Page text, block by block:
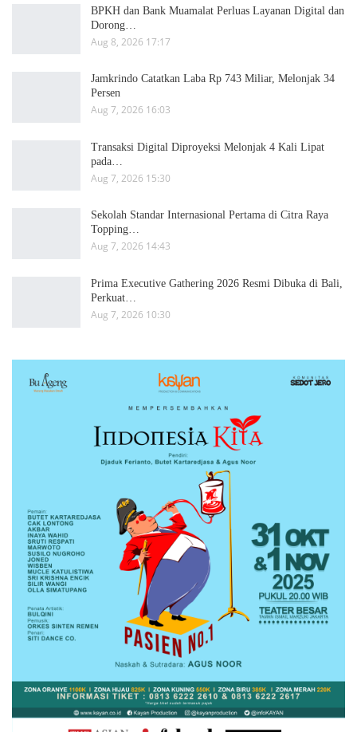
BPKH dan Bank Muamalat Perluas Layanan Digital dan
Dorong…
Aug 8, 2026 17:17
Jamkrindo Catatkan Laba Rp 743 Miliar, Melonjak 34
Persen
Aug 7, 2026 16:03
Transaksi Digital Diproyeksi Melonjak 4 Kali Lipat
pada…
Aug 7, 2026 15:30
Sekolah Standar Internasional Pertama di Citra Raya
Topping…
Aug 7, 2026 14:43
Prima Executive Gathering 2026 Resmi Dibuka di Bali,
Perkuat…
Aug 7, 2026 10:30